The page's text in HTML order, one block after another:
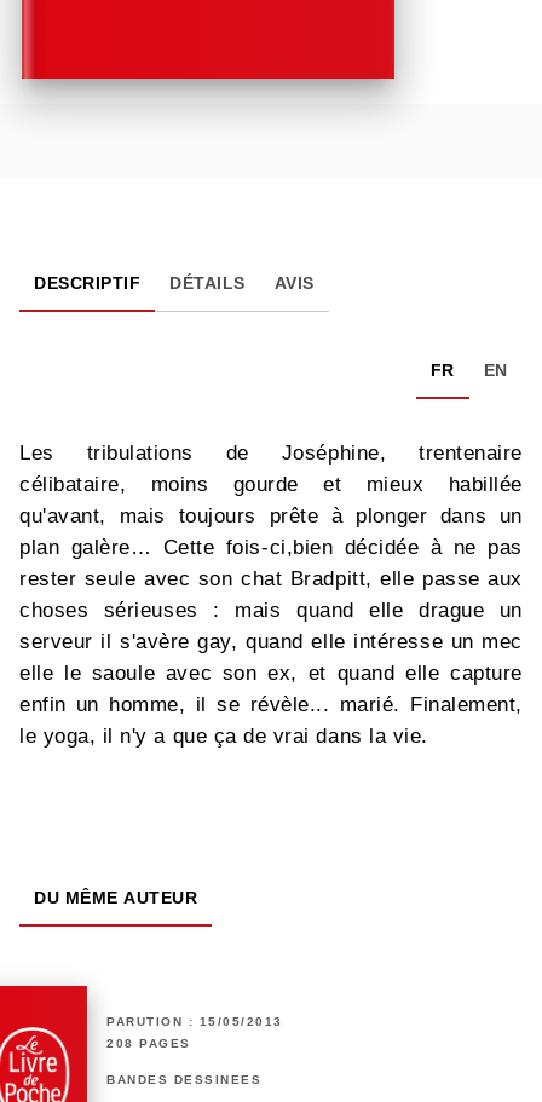
DESCRIPTIF DÉTAILS AVIS
FR EN
Les tribulations de Joséphine, trentenaire
célibataire, moins gourde et mieux habillée
qu'avant, mais toujours prête à plonger dans un
plan galère… Cette fois-ci,bien décidée à ne pas
rester seule avec son chat Bradpitt, elle passe aux
choses sérieuses : mais quand elle drague un
serveur il s'avère gay, quand elle intéresse un mec
elle le saoule avec son ex, et quand elle capture
enfin un homme, il se révèle... marié. Finalement,
le yoga, il n'y a que ça de vrai dans la vie.
DU MÊME AUTEUR
PARUTION : 15/05/2013
208 PAGES
BANDES DESSINÉES